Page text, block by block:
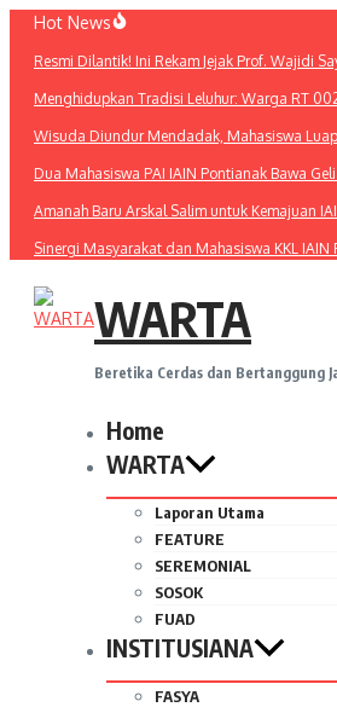
Lewati
konten
Hot News
Resmi Dilantik! Ini Rekam Jejak Prof. Wajidi
Menghidupkan Tradisi Leluhur: Warga RT
Wisuda Diundur Mendadak, Mahasiswa
Dua Mahasiswa PAI IAIN Pontianak Bawa
Amanah Baru Arskal Salim untuk Kemajuan
Sinergi Masyarakat dan Mahasiswa KKL
WARTA
Beretika Cerdas dan Bertanggung
Home
WARTA
Laporan Utama
FEATURE
SEREMONIAL
SOSOK
FUAD
INSTITUSIANA
FASYA